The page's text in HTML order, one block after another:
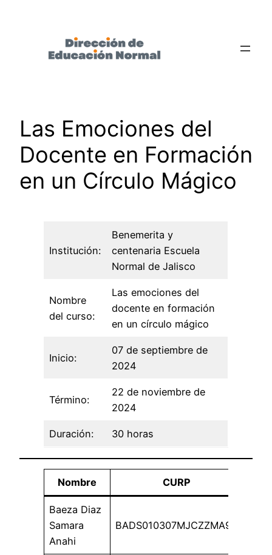
Las Emociones del
Docente en Formación
en un Círculo Mágico
Institución:
Benemerita y
centenaria Escuela
Normal de Jalisco
Nombre
del curso:
Las emociones del
docente en formación
en un círculo mágico
Inicio:
07 de septiembre de
2024
Término:
22 de noviembre de
2024
Duración: 30 horas
Nombre CURP
Baeza Diaz
Samara
Anahi
BADS010307MJCZZMA9